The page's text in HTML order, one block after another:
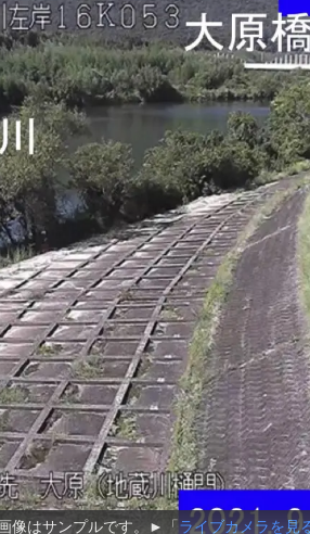
像はサンプルです。►「 ライブカメラを見